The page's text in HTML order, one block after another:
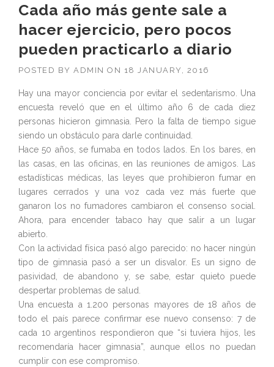
Cada año más gente sale a
hacer ejercicio, pero pocos
pueden practicarlo a diario
POSTED BY ADMIN ON 18 JANUARY, 2016
Hay una mayor conciencia por evitar el sedentarismo. Una
encuesta reveló que en el último año 6 de cada diez
personas hicieron gimnasia. Pero la falta de tiempo sigue
siendo un obstáculo para darle continuidad.
Hace 50 años, se fumaba en todos lados. En los bares, en
las casas, en las oficinas, en las reuniones de amigos. Las
estadísticas médicas, las leyes que prohibieron fumar en
lugares cerrados y una voz cada vez más fuerte que
ganaron los no fumadores cambiaron el consenso social.
Ahora, para encender tabaco hay que salir a un lugar
abierto.
Con la actividad física pasó algo parecido: no hacer ningún
tipo de gimnasia pasó a ser un disvalor. Es un signo de
pasividad, de abandono y, se sabe, estar quieto puede
despertar problemas de salud.
Una encuesta a 1.200 personas mayores de 18 años de
todo el país parece confirmar ese nuevo consenso: 7 de
cada 10 argentinos respondieron que “si tuviera hijos, les
recomendaría hacer gimnasia”, aunque ellos no puedan
cumplir con ese compromiso.